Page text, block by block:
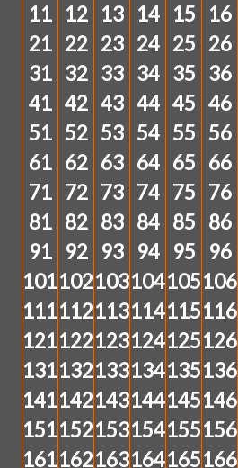
11
12 13 14 15 16
21 22 23 24 25 26
31 32 33 34 35 36
41 42 43 44 45 46
51 52 53 54 55 56
61 62 63 64 65 66
71 72 73 74 75 76
81 82 83 84 85 86
91
92 93 94 95 96
101102103104105106
111112113114115116
121122123124125126
131132133134135136
141142143144145146
151152153154155156
161162163164165166